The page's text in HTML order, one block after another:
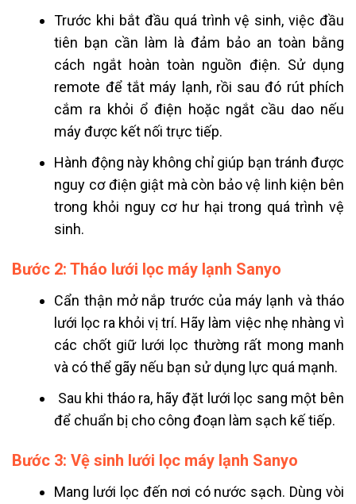
Trước khi bắt đầu quá trình vệ sinh, việc đầu
tiên bạn cần làm là đảm bảo an toàn bằng
cách ngắt hoàn toàn nguồn điện. Sử dụng
remote để tắt máy lạnh, rồi sau đó rút phích
cắm ra khỏi ổ điện hoặc ngắt cầu dao nếu
máy được kết nối trực tiếp.
Hành động này không chỉ giúp bạn tránh được
nguy cơ điện giật mà còn bảo vệ linh kiện bên
trong khỏi nguy cơ hư hại trong quá trình vệ
sinh.
Bước 2: Tháo lưới lọc máy lạnh Sanyo
Cẩn thận mở nắp trước của máy lạnh và tháo
lưới lọc ra khỏi vị trí. Hãy làm việc nhẹ nhàng vì
các chốt giữ lưới lọc thường rất mong manh
và có thể gãy nếu bạn sử dụng lực quá mạnh.
Sau khi tháo ra, hãy đặt lưới lọc sang một bên
để chuẩn bị cho công đoạn làm sạch kế tiếp.
Bước 3: Vệ sinh lưới lọc máy lạnh Sanyo
Mang lưới lọc đến nơi có nước sạch. Dùng vòi